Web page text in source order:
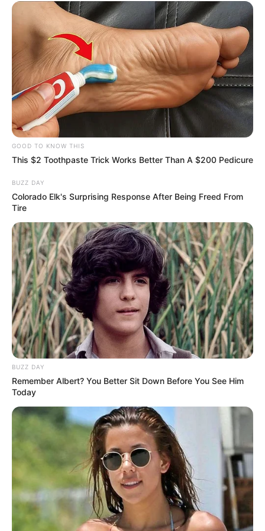
Bahia - Piso Nacional: ACS realizam ato em frente ao MPF.
Urgente: Agente comunitário de saúde morre ao ser atingida por
raio.
FNS liberaráR$896 milhões para pagamento do Incentivo dos
agentes de saúde de todo o Brasil.
GOOD TO KNOW THIS
This $2 Toothpaste Trick Works Better Than A $200 Pedicure
BUZZ DAY
Colorado Elk's Surprising Response After Being Freed From
Tire
BUZZ DAY
Remember Albert? You Better Sit Down Before You See Him
Today